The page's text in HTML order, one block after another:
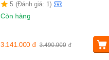
5 (Đánh giá: 1)
Còn hàng
3.490.000 đ
3.141.000 đ